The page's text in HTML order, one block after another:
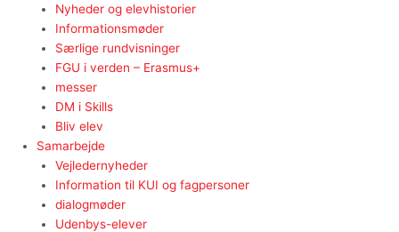
Nyheder og elevhistorier
Informationsmøder
Særlige rundvisninger
FGU i verden – Erasmus+
messer
DM i Skills
Bliv elev
Samarbejde
Vejledernyheder
Information til KUI og fagpersoner
dialogmøder
Udenbys-elever